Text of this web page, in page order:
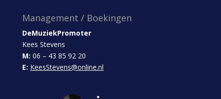
Management / Boekingen
DeMuziekPromoter
Kees Stevens
M: 06 – 43 85 92 20
E: KeesStevens@online.nl